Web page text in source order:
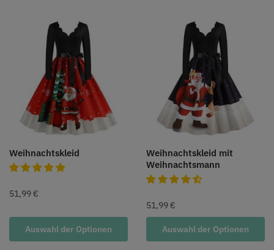
Weihnachtskleid
51,99 €
Auswahl der Optionen
Weihnachtskleid mit
Weihnachtsmann
51,99 €
Auswahl der Optionen